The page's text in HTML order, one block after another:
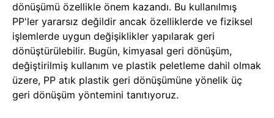
dönüşümü özellikle önem kazandı. Bu kullanılmış
PP'ler yararsız değildir ancak özelliklerde ve fiziksel
işlemlerde uygun değişiklikler yapılarak geri
dönüştürülebilir. Bugün, kimyasal geri dönüşüm,
değiştirilmiş kullanım ve plastik peletleme dahil olmak
üzere, PP atık plastik geri dönüşümüne yönelik üç
geri dönüşüm yöntemini tanıtıyoruz.